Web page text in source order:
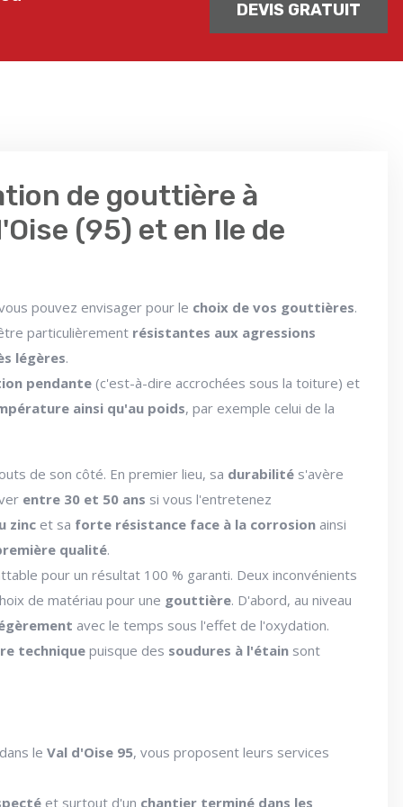
DEVIS GRATUIT
de gouttière à
(95) et en Ile de
pouvez envisager pour le choix de vos gouttières.
particulièrement résistantes aux agressions
légères.
pendante (c'est-à-dire accrochées sous la toiture) et
ainsi qu'au poids, par exemple celui de la
de son côté. En premier lieu, sa durabilité s'avère
entre 30 et 50 ans si vous l'entretenez
zinc et sa forte résistance face à la corrosion ainsi
qualité.
pour un résultat 100 % garanti. Deux inconvénients
de matériau pour une gouttière. D'abord, au niveau
avec le temps sous l'effet de l'oxydation.
technique puisque des soudures à l'étain sont
le Val d'Oise 95, vous proposent leurs services
et surtout d'un chantier terminé dans les